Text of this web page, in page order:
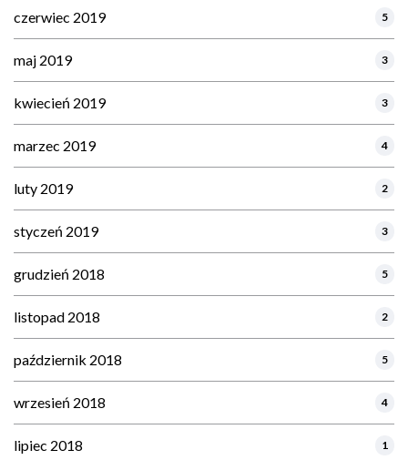
czerwiec 2019 5
maj 2019 3
kwiecień 2019 3
marzec 2019 4
luty 2019 2
styczeń 2019 3
grudzień 2018 5
listopad 2018 2
październik 2018 5
wrzesień 2018 4
lipiec 2018 1